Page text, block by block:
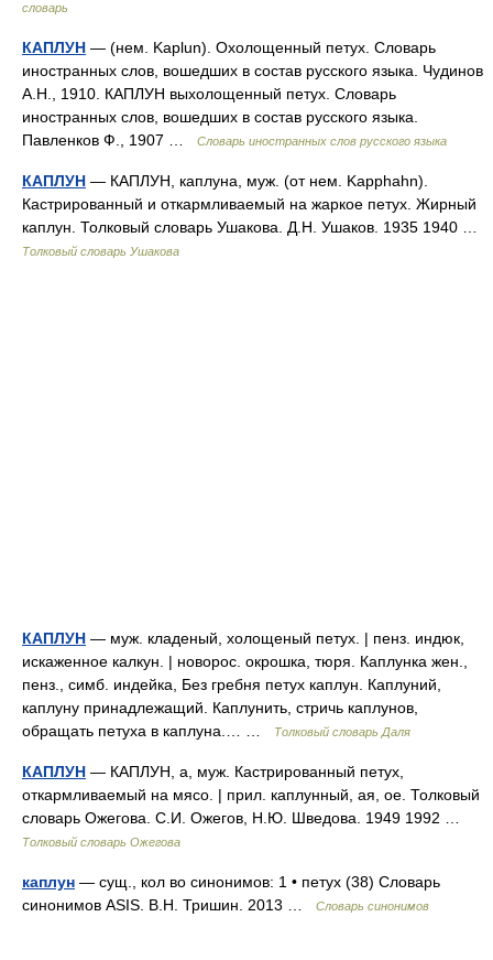
словарь
КАПЛУН — (нем. Kaplun). Охолощенный петух. Словарь
иностранных слов, вошедших в состав русского языка. Чудинов
А.Н., 1910. КАПЛУН выхолощенный петух. Словарь
иностранных слов, вошедших в состав русского языка.
Павленков Ф., 1907 …
Словарь иностранных слов русского языка
КАПЛУН — КАПЛУН, каплуна, муж. (от нем. Kapphahn).
Кастрированный и откармливаемый на жаркое петух. Жирный
каплун. Толковый словарь Ушакова. Д.Н. Ушаков. 1935 1940 …
Толковый словарь Ушакова
КАПЛУН — муж. кладеный, холощеный петух. | пенз. индюк,
искаженное калкун. | новорос. окрошка, тюря. Каплунка жен.,
пенз., симб. индейка, Без гребня петух каплун. Каплуний,
каплуну принадлежащий. Каплунить, стричь каплунов,
обращать петуха в каплуна.… …
Толковый словарь Даля
КАПЛУН — КАПЛУН, а, муж. Кастрированный петух,
откармливаемый на мясо. | прил. каплунный, ая, ое. Толковый
словарь Ожегова. С.И. Ожегов, Н.Ю. Шведова. 1949 1992 …
Толковый словарь Ожегова
каплун — сущ., кол во синонимов: 1 • петух (38) Словарь
синонимов ASIS. В.Н. Тришин. 2013 …
Словарь синонимов